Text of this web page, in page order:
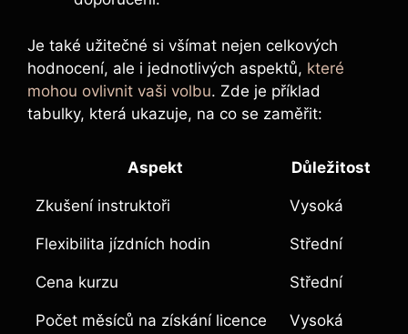
Je také užitečné si všímat nejen celkových
hodnocení, ale i jednotlivých aspektů, které
mohou ovlivnit vaši volbu. Zde je příklad
tabulky, která ukazuje, na co se zaměřit:
Aspekt Důležitost
Zkušení instruktoři Vysoká
Flexibilita jízdních hodin Střední
Cena kurzu Střední
Počet měsíců na získání licence Vysoká